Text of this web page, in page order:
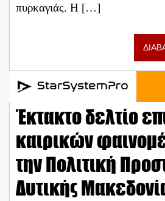
πυρκαγιάς. Η […]
Έκτακτο δελτίο
καιρικών
την Πολιτική
Δυτικής